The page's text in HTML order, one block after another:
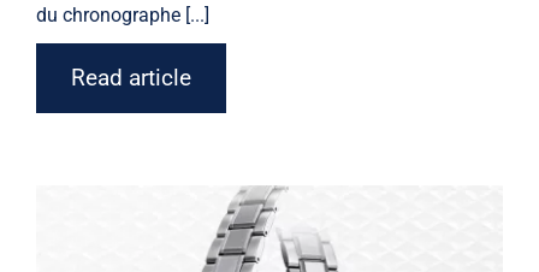
du chronographe [...]
Read article